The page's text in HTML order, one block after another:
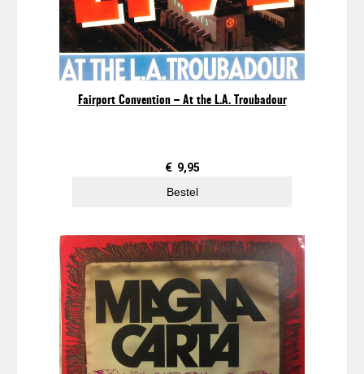
Fairport Convention – At the L.A. Troubadour
€ 9,95
Bestel